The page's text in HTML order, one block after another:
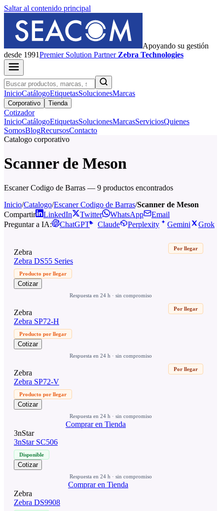
Saltar al contenido principal
Apoyando su gestión
desde 1991PremierSolution Partner Zebra Technologies
InicioCatálogoEtiquetasSolucionesMarcas
Corporativo Tienda
Cotizador
InicioCatálogoEtiquetasSolucionesMarcasServiciosQuienes
SomosBlogRecursosContacto
Catalogo corporativo
Scanner de Meson
Escaner Codigo de Barras — 9 productos encontrados
Inicio/Catalogo/Escaner Codigo de Barras/Scanner de Meson
Compartir
LinkedIn Twitter WhatsApp
Email
Preguntar a IA:
ChatGPT Claude Perplexity Gemini Grok
Por llegar
Zebra
Zebra DS55 Series
Producto por llegar
Cotizar
Respuesta en 24 h · sin compromiso
Por llegar
Zebra
Zebra SP72-H
Producto por llegar
Cotizar
Respuesta en 24 h · sin compromiso
Por llegar
Zebra
Zebra SP72-V
Producto por llegar
Cotizar
Respuesta en 24 h · sin compromiso
Comprar en Tienda
3nStar
3nStar SC506
Disponible
Cotizar
Respuesta en 24 h · sin compromiso
Comprar en Tienda
Zebra
Zebra DS9908